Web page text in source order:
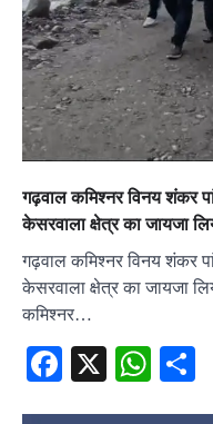
गढ़वाल कमिश्नर विनय शंकर
केसरवाला क्षेत्र का जायजा
गढ़वाल कमिश्नर विनय शंकर
केसरवाला क्षेत्र का जायजा
कमिश्नर…
Facebook
X